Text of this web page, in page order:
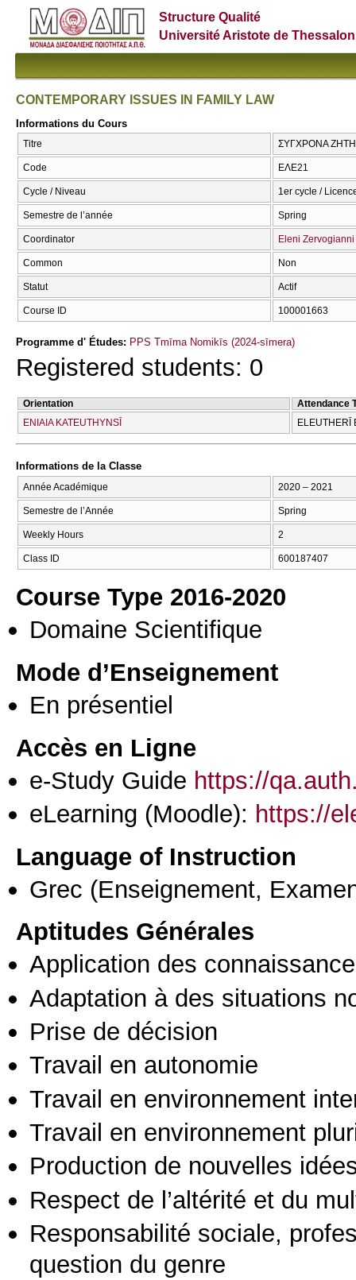
Structure Qualité
Université Aristote de
CONTEMPORARY ISSUES IN FAMILY LAW
Informations du Cours
Titre ΣΥΓΧΡΟΝΑ
Code ΕΛΕ21
Cycle / Niveau 1er cycle /
Semestre de l’année Spring
Coordinator Eleni Zervogianni
Common Non
Statut Actif
Course ID 100001663
Programme d' Études: PPS Tmīma Nomikīs (2024-sīmera)
Registered students: 0
Orientation
Attendance
ENIAIA KATEUTHYNSĪ
ELEUTHERĪ
Informations de la Classe
Année Académique 2020 – 2021
Semestre de l’Année Spring
Weekly Hours 2
Class ID 600187407
Course Type 2016-2020
Domaine Scientifique
Mode d’Enseignement
En présentiel
Accès en Ligne
e-Study Guide https://
eLearning (Moodle): https://
Language of Instruction
Grec (Enseignement,
Aptitudes Générales
Application des
Adaptation à des situations
Prise de décision
Travail en autonomie
Travail en environnement
Travail en environnement
Production de nouvelles
Respect de l’altérité et du
Responsabilité sociale,
question du genre